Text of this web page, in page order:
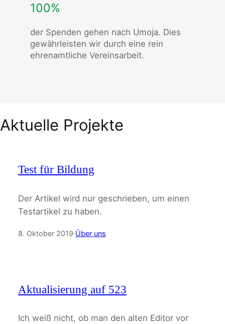
100%
der Spenden gehen nach Umoja. Dies
gewährleisten wir durch eine rein
ehrenamtliche Vereinsarbeit.
Aktuelle Projekte
Test für Bildung
Der Artikel wird nur geschrieben, um einen
Testartikel zu haben.
8. Oktober 2019·Über uns
Aktualisierung auf 523
Ich weiß nicht, ob man den alten Editor vor